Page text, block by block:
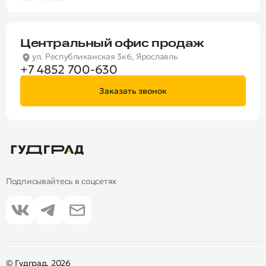
Центральный офис продаж
ул. Республиканская 3к6, Ярославль
+7 4852 700-630
Заказать звонок
Подписывайтесь в соцсетях
© Гудград, 2026